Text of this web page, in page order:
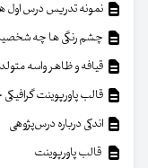
نمونه تدریس درس اول
چشم رنگی ها چه
قیافه و ظاهر واسه
قالب پاورپوینت
اندکی درباره درس‌پژوهی
قالب پاورپوینت